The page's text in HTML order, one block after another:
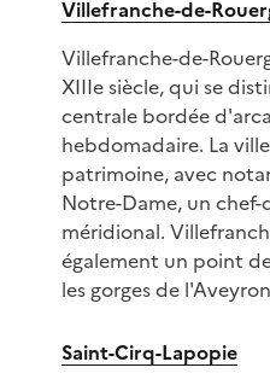
Villefranche-de-
Villefranche-de-
XIIIe siècle, qui se
centrale bordée
hebdomadaire. La
patrimoine, avec
Notre-Dame, un
méridional.
également un point
les gorges de
Saint-Cirq-Lapopie